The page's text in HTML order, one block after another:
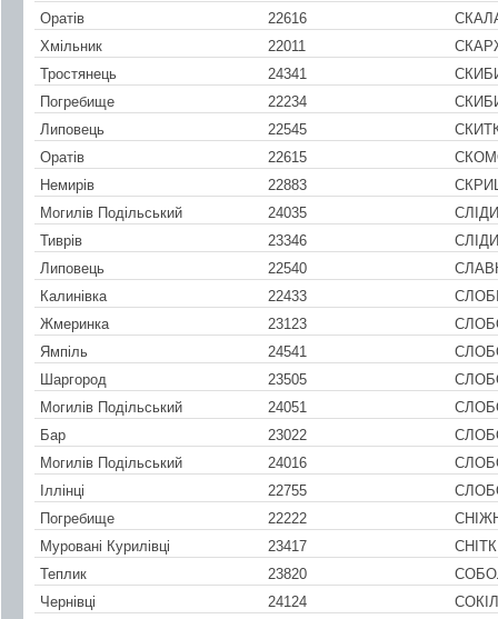
Оратів
22616
Хмільник
22011
Тростянець
24341
Погребище
22234
Липовець
22545
Оратів
22615
Немирів
22883
Могилів Подільський
24035
СЛІДИ
Тиврів
23346
СЛІДИ
Липовець
22540
Калинівка
22433
Жмеринка
23123
Ямпіль
24541
Шаргород
23505
Могилів Подільський
24051
Бар
23022
Могилів Подільський
24016
Іллінці
22755
Погребище
22222
Муровані Курилівці
23417
Теплик
23820
Чернівці
24124
СОКІЛ